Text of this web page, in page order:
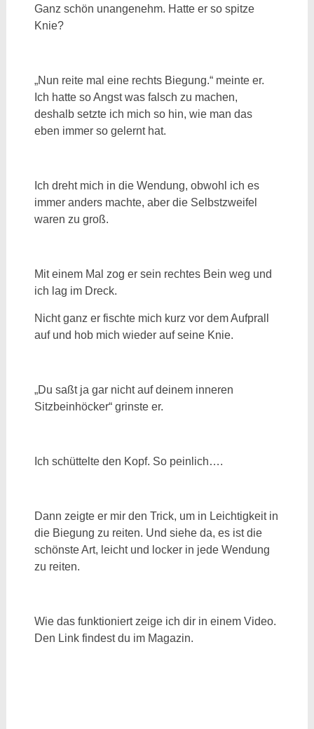
Ganz schön unangenehm. Hatte er so spitze
Knie?
„Nun reite mal eine rechts Biegung.“ meinte er.
Ich hatte so Angst was falsch zu machen,
deshalb setzte ich mich so hin, wie man das
eben immer so gelernt hat.
Ich dreht mich in die Wendung, obwohl ich es
immer anders machte, aber die Selbstzweifel
waren zu groß.
Mit einem Mal zog er sein rechtes Bein weg und
ich lag im Dreck.
Nicht ganz er fischte mich kurz vor dem Aufprall
auf und hob mich wieder auf seine Knie.
„Du saßt ja gar nicht auf deinem inneren
Sitzbeinhöcker“ grinste er.
Ich schüttelte den Kopf. So peinlich….
Dann zeigte er mir den Trick, um in Leichtigkeit in
die Biegung zu reiten. Und siehe da, es ist die
schönste Art, leicht und locker in jede Wendung
zu reiten.
Wie das funktioniert zeige ich dir in einem Video.
Den Link findest du im Magazin.